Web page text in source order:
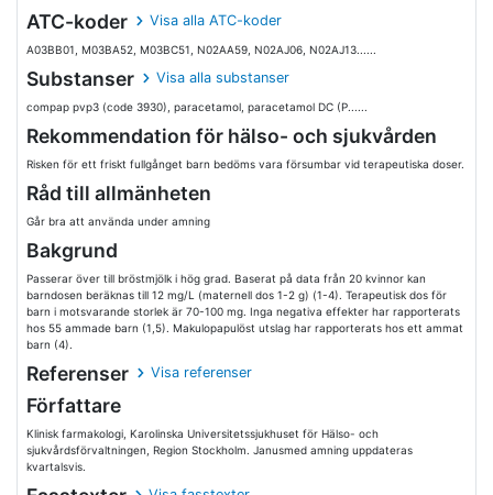
ATC-koder Visa alla ATC-koder
A03BB01, M03BA52, M03BC51, N02AA59, N02AJ06, N02AJ13......
Substanser Visa alla substanser
compap pvp3 (code 3930), paracetamol, paracetamol DC (P......
Rekommendation för hälso- och sjukvården
Risken för ett friskt fullgånget barn bedöms vara försumbar vid terapeutiska doser.
Råd till allmänheten
Går bra att använda under amning
Bakgrund
Passerar över till bröstmjölk i hög grad. Baserat på data från 20 kvinnor kan
barndosen beräknas till 12 mg/L (maternell dos 1-2 g) (1-4). Terapeutisk dos för
barn i motsvarande storlek är 70-100 mg. Inga negativa effekter har rapporterats
hos 55 ammade barn (1,5). Makulopapulöst utslag har rapporterats hos ett ammat
barn (4).
Referenser Visa referenser
Författare
Klinisk farmakologi, Karolinska Universitetssjukhuset för Hälso- och
sjukvårdsförvaltningen, Region Stockholm. Janusmed amning uppdateras
kvartalsvis.